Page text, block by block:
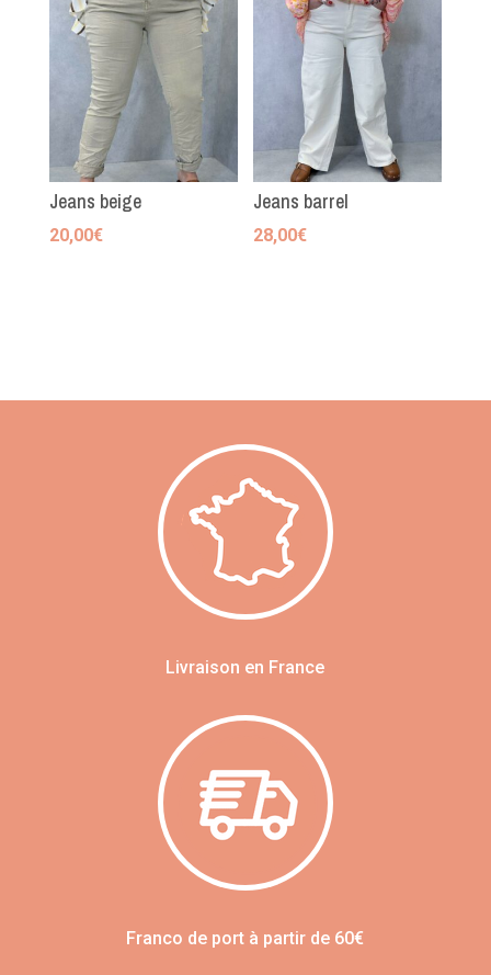
Jeans beige
20,00€
Jeans barrel
28,00€
Livraison en France
Franco de port à partir de 60€